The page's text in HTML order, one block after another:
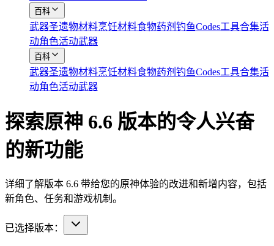
百科
武器圣遗物材料烹饪材料食物药剂 钓鱼Codes工具合集活
动角色活动武器
百科
武器圣遗物材料烹饪材料食物药剂 钓鱼Codes工具合集活
动角色活动武器
探索原神 6.6 版本的令人兴奋
的新功能
详细了解版本 6.6 带给您的原神体验的改进和新增内容，包括
新角色、任务和游戏机制。
已选择版本：